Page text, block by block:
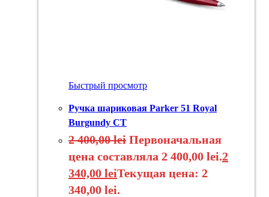
Быстрый просмотр
Ручка шариковая Parker 51 Royal
Burgundy CT
2 400,00lei Первоначальная
цена составляла 2 400,00 lei.2
340,00 leiТекущая цена: 2
340,00 lei.